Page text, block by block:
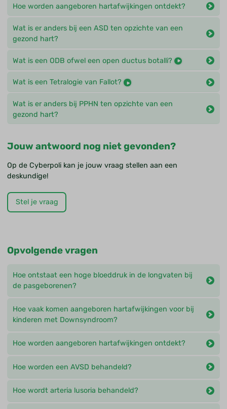
Hoe worden aangeboren hartafwijkingen ontdekt?
Wat is er anders bij een ASD ten opzichte van een
gezond hart?
Wat is een ODB ofwel een open ductus botalli?
Wat is een Tetralogie van Fallot?
Wat is er anders bij PPHN ten opzichte van een
gezond hart?
Jouw antwoord nog niet gevonden?
Op de Cyberpoli kan je jouw vraag stellen aan een
deskundige!
Stel je vraag
Opvolgende vragen
Hoe ontstaat een hoge bloeddruk in de longvaten bij
de pasgeborenen?
Hoe vaak komen aangeboren hartafwijkingen voor bij
kinderen met Downsyndroom?
Hoe worden aangeboren hartafwijkingen ontdekt?
Hoe worden een AVSD behandeld?
Hoe wordt arteria lusoria behandeld?